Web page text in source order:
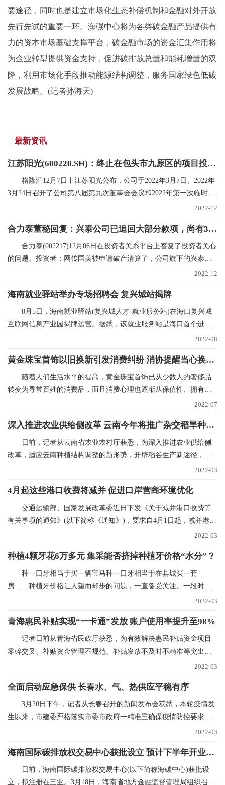
要途径，同时也是建立市场化生态补偿机制和金融对外开放
先行先试的重要一环。海碳中心将为各类碳金融产品提供有
力的资本市场基础支撑平台，碳金融市场的资金汇集作用将
为企业转型提供资金支持，促进碳排放总量和能耗增量的双
降，利用市场化手段推动能源结构调整，服务国家绿色低碳
发展战略。(记者孙海天)
最新资讯
江苏阳光(600220.SH)：终止在包头市九原区的项目投资规划
格隆汇12月7日丨江苏阳光公布，公司于2022年3月7日、2022年
3月24日召开了公司第八届第九次董事会会议和2022年第一次临时股
2022-12
合力泰董秘回复：兴泰公司已追回大部分款项，尚有300多万未支付，已申请财产保全|世界焦点
合力泰(002217)12月06日在投资者关系平台上答复了投资者关心
的问题。投资者：网传国美被申请破产清算了，公司旗下的兴泰和
2022-12
海南就业驿站举办专场招聘会 复兴城站揭牌
8月5日，海南就业驿站(复兴城人才-就业服务站)在海口复兴城
互联网信息产业园揭牌运营。据悉，该就业服务站是海口首个进驻
2022-08
黄金珠宝首饰以旧换新引发消费纠纷 消协提醒当心换购回购“陷阱”
随着人们生活水平的提高，黄金珠宝首饰已从少数人的奢侈品
转变为寻常百姓的消费品，而且消费心理也逐渐从保值性、拥有性
2022-07
深入推进农业供给侧改革 云南今年将推广杂交稻旱种50万亩
日前，记者从云南省农业农村厅获悉，为深入推进农业供给侧
改革，适应云南种植结构调整的新形势，开辟稻谷生产新途径，稳
2022-03
4月起这些港口收费将减并 促进口岸营商环境优化
交通运输部、国家发展改革委近日下发《关于减并港口收费等
有关事项的通知》(以下简称《通知》)，要求自4月1日起，减并港口
2022-03
种植4颗牙花6万多元 集采能否挤掉种植牙价格“水分”？
种一口牙相当于买一辆宝马种一口牙相当于在县城买一套
房……种植牙价格让人望而却步的问题，一直备受关注。一段时间
2022-03
青海惠民补贴实现“一卡通”发放 账户使用率提升至98%
记者日前从青海省民政厅获悉，为有效解决惠民补贴资金项目
零碎交叉、补贴资金管理不规范、补贴发放不及时不精准等突出问
2022-03
全面启动应急保供 长春水、气、热供应平稳有序
3月20日下午，记者从长春召开的新闻发布会获悉，本轮疫情发
生以来，市建委严格落实市委市政府一精准三确保疫情防控要求，
2022-03
海南国际碳排放权交易中心获批设立 预计下半年开业运营
日前，海南国际碳排放权交易中心(以下简称海碳中心)获批设
立，拟注册在三亚。3月18日，海南省地方金融监督管理局组织召开